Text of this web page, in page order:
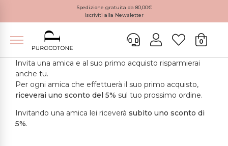
Spedizione gratuita da 80,00€
Iscriviti alla Newsletter
0
Invita una amica e al suo primo acquisto risparmierai
anche tu.
Per ogni amica che effettuerà il suo primo acquisto,
riceverai uno sconto del 5% sul tuo prossimo ordine.
Invitando una amica lei riceverà subito uno sconto di
5%.